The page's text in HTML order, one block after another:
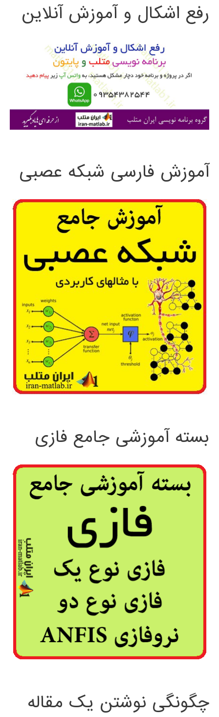
ج
ی
رفع اشکال و آموزش آنلاین
آموزش فارسی شبکه عصبی
بسته آموزشی جامع فازی
چگونگی نوشتن یک مقاله